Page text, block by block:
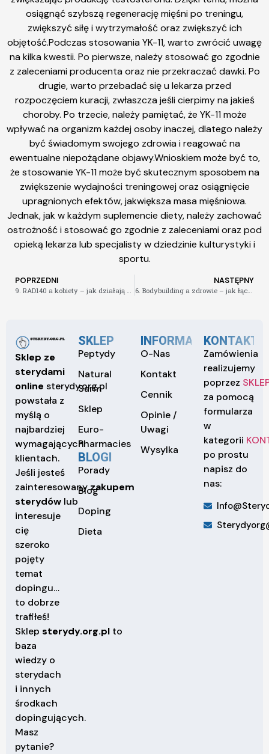
osiągnąć szybszą regenerację mięśni po treningu,
zwiększyć siłę i wytrzymałość oraz zwiększyć ich
objętość.Podczas stosowania YK-11, warto zwrócić uwagę
na kilka kwestii. Po pierwsze, należy stosować go zgodnie
z zaleceniami producenta oraz nie przekraczać dawki. Po
drugie, warto przebadać się u lekarza przed
rozpoczęciem kuracji, zwłaszcza jeśli cierpimy na jakieś
choroby. Po trzecie, należy pamiętać, że YK-11 może
wpływać na organizm każdej osoby inaczej, dlatego należy
być świadomym swojego zdrowia i reagować na
ewentualne niepożądane objawy.Wnioskiem może być to,
że stosowanie YK-11 może być skutecznym sposobem na
zwiększenie wydajności treningowej oraz osiągnięcie
upragnionych efektów, jakwiększa masa mięśniowa.
Jednak, jak w każdym suplemencie diety, należy zachować
ostrożność i stosować go zgodnie z zaleceniami oraz pod
opieką lekarza lub specjalisty w dziedzinie kulturystyki i
sportu.
POPRZEDNI NASTĘPNY
6. Bodybuilding a zdrowie – jak łączyć trening i suplementację
Sklep ze
sterydami
online sterydy.org.pl
powstała z
myślą o
najbardziej
wymagających
klientach.
Jeśli jesteś
zainteresowanyzakupem
sterydów lub
interesuje
cię
szeroko
pojęty
temat
dopingu…
to dobrze
trafiłeś!
Sklep sterydy.org.pl to
baza
wiedzy o
sterydach
i innych
środkach
dopingujących.
Masz
pytanie?
SKLEP
Peptydy
Natural
Sarm
Sklep
Euro-
Pharmacies
BLOGI
Porady
Blog
Doping
Dieta
INFORMACJE
O-Nas
Kontakt
Cennik
Opinie /
Uwagi
Wysylka
KONTAKT
Zamówienia
realizujemy
poprzez
za pomocą
formularza
w
kategorii
po prostu
napisz do
nas: